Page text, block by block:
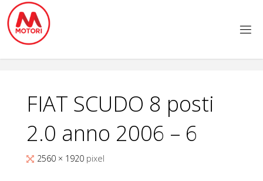
Salta
contenuto
FIAT SCUDO 8 posti
2.0 anno 2006 – 6
Tutta2560 × 1920 pixel